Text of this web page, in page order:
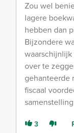
Zou wel
lagere
hebben dan
Bijzondere
over te
gehanteerde
fiscaal
3